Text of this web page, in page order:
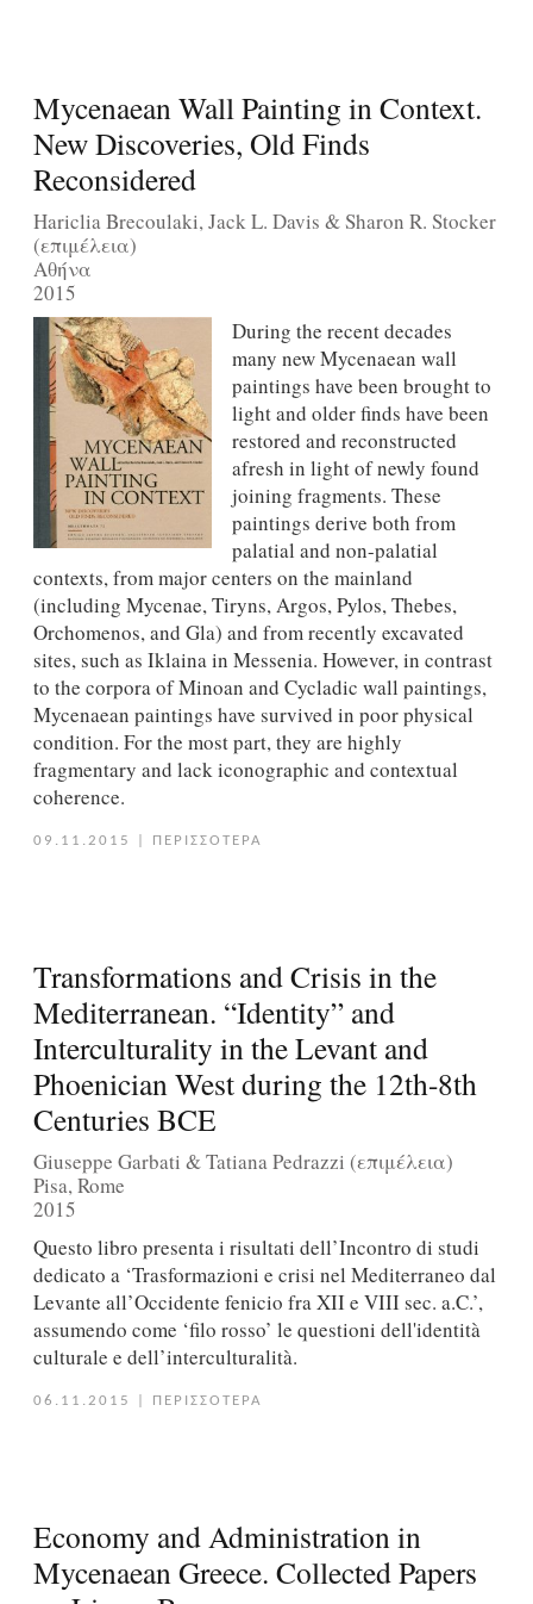
Mycenaean Wall Painting in Context.
New Discoveries, Old Finds
Reconsidered
Hariclia Brecoulaki, Jack L. Davis & Sharon R. Stocker
(επιμέλεια)
Αθήνα
2015
During the recent decades
many new Mycenaean wall
paintings have been brought to
light and older finds have been
restored and reconstructed
afresh in light of newly found
joining fragments. These
paintings derive both from
palatial and non-palatial
contexts, from major centers on the mainland
(including Mycenae, Tiryns, Argos, Pylos, Thebes,
Orchomenos, and Gla) and from recently excavated
sites, such as Iklaina in Messenia. However, in contrast
to the corpora of Minoan and Cycladic wall paintings,
Mycenaean paintings have survived in poor physical
condition. For the most part, they are highly
fragmentary and lack iconographic and contextual
coherence.
09.11.2015 ΠΕΡΙΣΣΟΤΕΡΑ
Transformations and Crisis in the
Mediterranean. “Identity” and
Interculturality in the Levant and
Phoenician West during the 12th-8th
Centuries BCE
Giuseppe Garbati & Tatiana Pedrazzi (επιμέλεια)
Pisa, Rome
2015
Questo libro presenta i risultati dell’Incontro di studi
dedicato a ‘Trasformazioni e crisi nel Mediterraneo dal
Levante all’Occidente fenicio fra XII e VIII sec. a.C.’,
assumendo come ‘filo rosso’ le questioni dell'identità
culturale e dell’interculturalità.
06.11.2015 ΠΕΡΙΣΣΟΤΕΡΑ
Economy and Administration in
Mycenaean Greece. Collected Papers